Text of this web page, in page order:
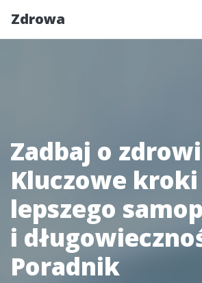
Zdrowa
Zadbaj o
Kluczowe kroki
lepszego
i
Poradnik